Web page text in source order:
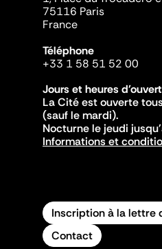
75116 Paris
France
Téléphone
+33 1 58 51 52 00
Jours et heures
La Cité est ouverte
(sauf le mardi).
Nocturne le jeudi
Informations et
Inscription à la lettre
Contact